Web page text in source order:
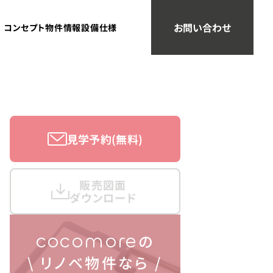
コンセプト物件情報設備仕様 お問い合わせ
見学予約(無料)
販売図面
ダウンロード
cocomore の
\ リノベ物件なら /